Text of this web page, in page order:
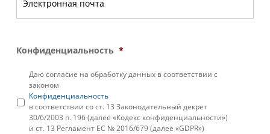
Конфиденциальность *
Даю согласие на обработку данных в соответствии с
законом
Конфиденциальность
в соответствии со ст. 13 Законодательный декрет
30/6/2003 n. 196 (далее «Кодекс конфиденциальности»)
и ст. 13 Регламент ЕС № 2016/679 (далее «GDPR»)